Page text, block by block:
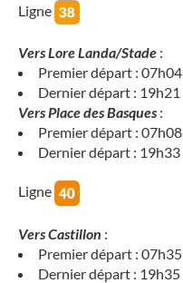
Ligne
Vers Lore Landa/Stade :
Premier départ : 07h04
Dernier départ : 19h21
Vers Place des Basques :
Premier départ : 07h08
Dernier départ : 19h33
Ligne
Vers Castillon :
Premier départ : 07h35
Dernier départ : 19h35